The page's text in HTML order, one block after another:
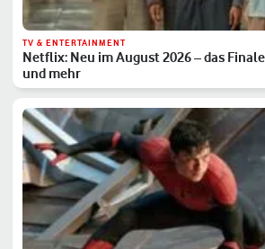
TV & ENTERTAINMENT
Netflix: Neu im August 2026 – das
und mehr